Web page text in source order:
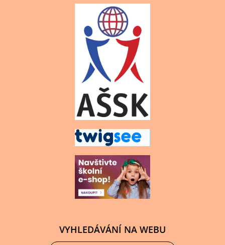
VYHLEDÁVÁNÍ NA WEBU